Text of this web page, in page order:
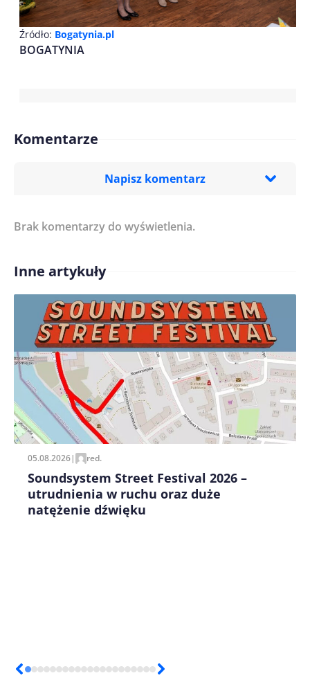
Źródło: Bogatynia.pl
BOGATYNIA
Komentarze
Napisz komentarz
Treść komentarza*
Imię/ Nick*
Zapamiętaj moje dane w tej przeglądarce podczas
pisania kolejnych komentarzy.
Brak komentarzy do wyświetlenia.
Inne artykuły
05.08.2026| red.
Soundsystem Street Festival 2026 –
utrudnienia w ruchu oraz duże
natężenie dźwięku